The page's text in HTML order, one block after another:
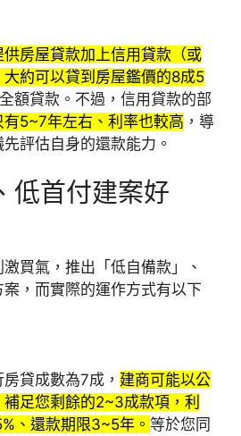
房屋貸款加上信用貸款（或
約可以貸到房屋鑑價的8成5
額貸款。不過，信用貸款的部
5~7年左右、利率也較高 ，導
先評估自身的還款能力。
低首付建案好
買氣，推出「低自備款」、
案，而實際的運作方式有以下
貸成數為7成， 建商可能以公
足您剩餘的2~3成款項，利
、還款期限3~5年。 等於您同